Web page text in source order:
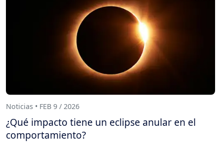
Noticias • FEB 9 / 2026
¿Qué impacto tiene un eclipse anular en el
comportamiento?